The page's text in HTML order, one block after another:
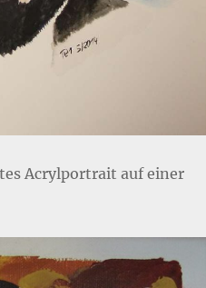
Acrylportrait auf einer